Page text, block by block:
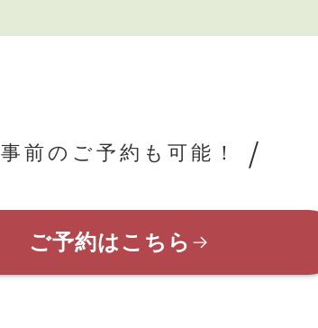
事前のご予約も可能！
ご予約はこちら